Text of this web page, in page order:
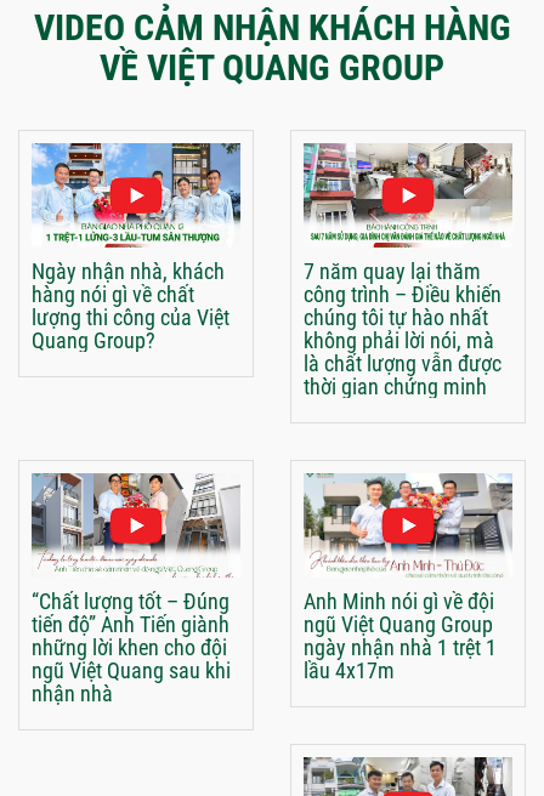
VIDEO CẢM NHẬN KHÁCH HÀNG
VỀ VIỆT QUANG GROUP
Ngày nhận nhà, khách
hàng nói gì về chất
lượng thi công của Việt
Quang Group?
7 năm quay lại thăm
công trình – Điều khiến
chúng tôi tự hào nhất
không phải lời nói, mà
là chất lượng vẫn được
thời gian chứng minh
“Chất lượng tốt – Đúng
tiến độ” Anh Tiến giành
những lời khen cho đội
ngũ Việt Quang sau khi
nhận nhà
Anh Minh nói gì về đội
ngũ Việt Quang Group
ngày nhận nhà 1 trệt 1
lầu 4x17m